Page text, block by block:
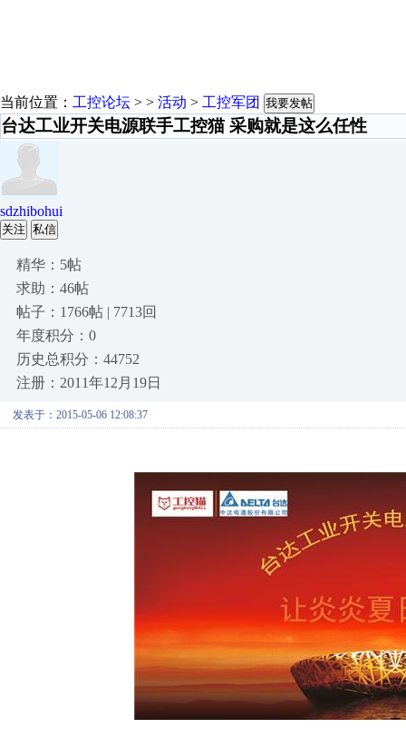
当前位置： 工控论坛 > > 活动 > 工控军团 我要发帖
台达工业开关电源联手工控猫 采购就是这么任性
sdzhibohui
关注 私信
精华：5帖
求助：46帖
帖子：1766帖 | 7713回
年度积分：0
历史总积分：44752
注册：2011年12月19日
发表于：2015-05-06 12:08:37